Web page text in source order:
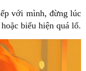
với mình, đừng lúc
biểu hiện quá lố.